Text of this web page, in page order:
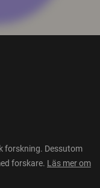
forskning. Dessutom
forskare. Läs mer om